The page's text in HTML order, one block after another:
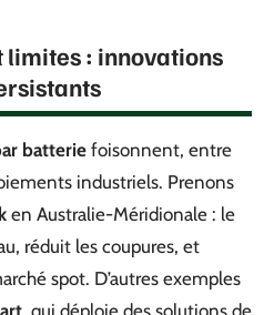
limites : innovations
batteriefoisonnent, entre
industriels. Prenons
en Australie-Méridionale : le
réduit les coupures, et
spot. D’autres exemples
, qui déploie des solutions de